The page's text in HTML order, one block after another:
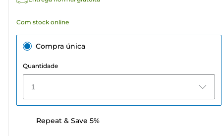
Com stock online
Compra única
Quantidade
1
Repeat & Save 5%